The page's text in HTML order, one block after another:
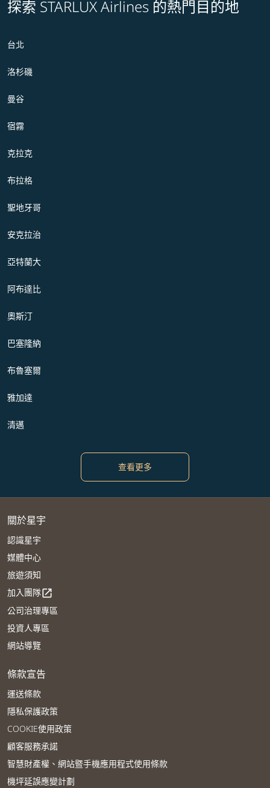
探索 STARLUX Airlines 的熱門目的地
台北
洛杉磯
曼谷
宿霧
克拉克
布拉格
聖地牙哥
安克拉治
亞特蘭大
阿布達比
奧斯汀
巴塞隆納
布魯塞爾
雅加達
清邁
查看更多
關於星宇
認識星宇
媒體中心
旅遊須知
加入團隊open_in_new
公司治理專區
投資人專區
網站導覽
條款宣告
運送條款
隱私保護政策
COOKIE使用政策
顧客服務承諾
智慧財產權、網站暨手機應用程式使用條款
機坪延誤應變計劃